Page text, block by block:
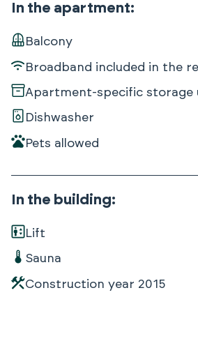
In the apartment:
Balcony
Broadband included in the
Apartment-specific storage
Dishwasher
Pets allowed
In the building:
Lift
Sauna
Construction year 2015